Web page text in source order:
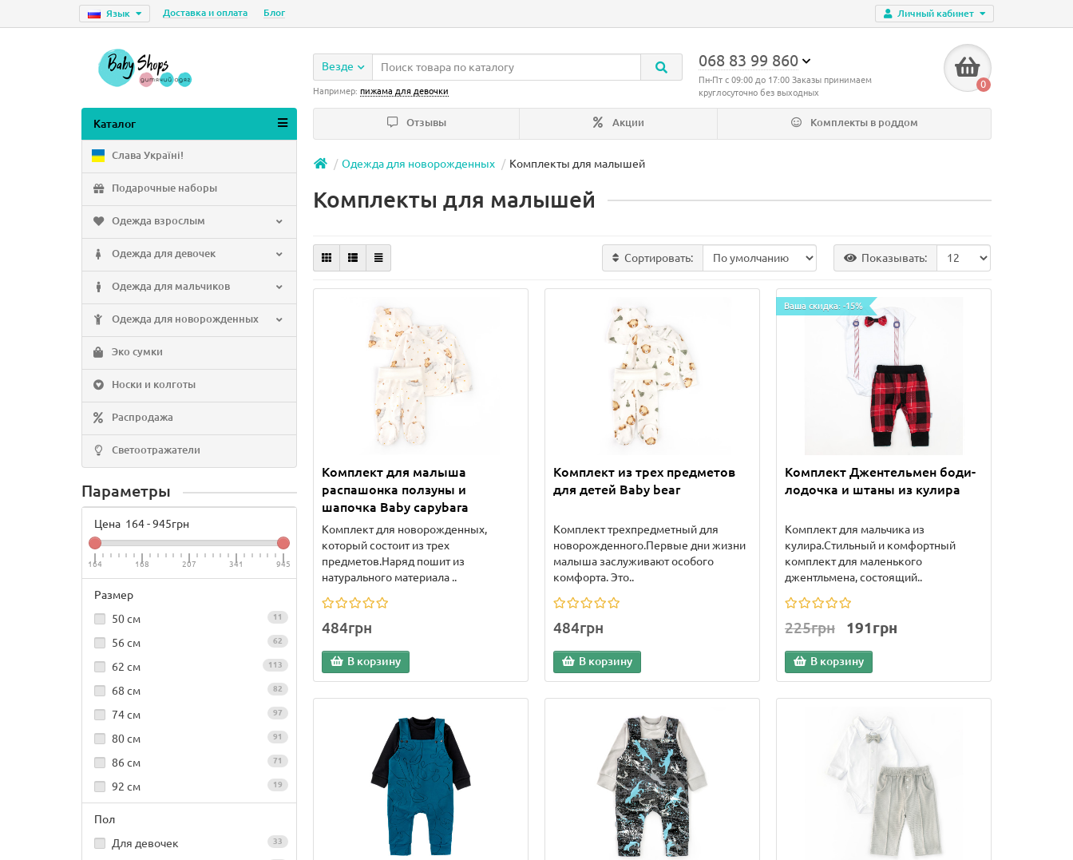
Личный кабинет
Язык Доставка и оплата Блог
068 83 99 860
Пн-Пт с 09:00 до 17:00 Заказы принимаем
круглосуточно без выходных
0
Везде
Например: пижама для девочки
Отзывы Акции Комплекты в роддом
Каталог
Слава Україні!
Подарочные наборы
Одежда взрослым
Одежда для девочек
Одежда для мальчиков
Одежда для новорожденных
Эко сумки
Носки и колготы
Распродажа
Светоотражатели
Одежда для новорожденных Комплекты для малышей
Параметры
Цена 164-945грн
164 168 207 341 945
Размер
50 см
11
56 см 62
62 см 113
68 см 82
74 см 97
80 см 91
86 см 71
92 см 19
Пол
Для девочек
33
Комплекты для малышей
Сортировать: Показывать:
Комплект для малыша
распашонка ползуны и
шапочка Baby capybara
Комплект для новорожденных,
который состоит из трех
предметов.Наряд пошит из
натурального материала ..
484грн
В корзину
Комплект из трех предметов
для детей Baby bear
Комплект трехпредметный для
новорожденного.Первые дни жизни
малыша заслуживают особого
комфорта. Это..
484грн
В корзину
Ваша скидка: -15%
Комплект Джентельмен боди-
лодочка и штаны из кулира
Комплект для мальчика из
кулира.Стильный и комфортный
комплект для маленького
джентльмена, состоящий..
225грн 191грн
В корзину